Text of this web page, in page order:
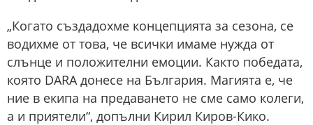
„Когато създадохме концепцията за сезона, се
водихме от това, че всички имаме нужда от
слънце и положителни емоции. Както победата,
която DARA донесе на България. Магията е, че
ние в екипа на предаването не сме само колеги,
а и приятели“, допълни Кирил Киров-Кико.